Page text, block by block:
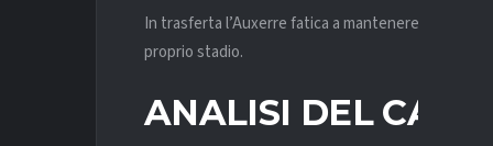
In trasferta l’Auxerre fatica a mantenere
proprio stadio.
ANALISI DEL